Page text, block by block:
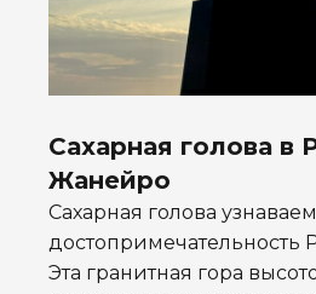
Сахарная голова в
Жанейро
Сахарная голова
Эта гранитная гора